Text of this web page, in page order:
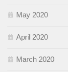
May 2020
April 2020
March 2020